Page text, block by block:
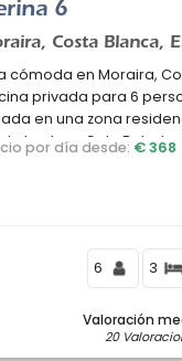
6
Costa Blanca,
cómoda en Moraira,
privada para 6
en una zona
la playa Cala Baladrar.
por día desde: € 368
6 3
Valoración
20